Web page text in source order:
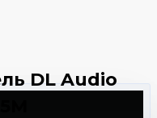
DL Audio